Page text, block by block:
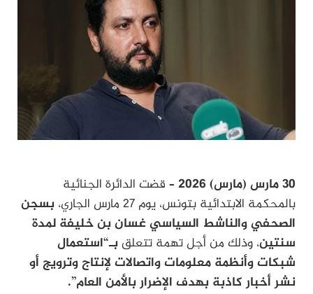
30 مارس (مارس) 2026 –
قضت الدائرة الجنائية
بالمحكمة الابتدائية بتونس، يوم 27 مارس الجاري،
بسجن
الصحفي والناشط السياسي غسان بن خليفة لمدة
سنتين، وذلك من أجل تهمة تتعلق بـ“استعمال
شبكات وأنظمة معلومات واتصالات لإنتاج وترويج أو
نشر أخبار كاذبة بهدف الإضرار بالأمن العام”.